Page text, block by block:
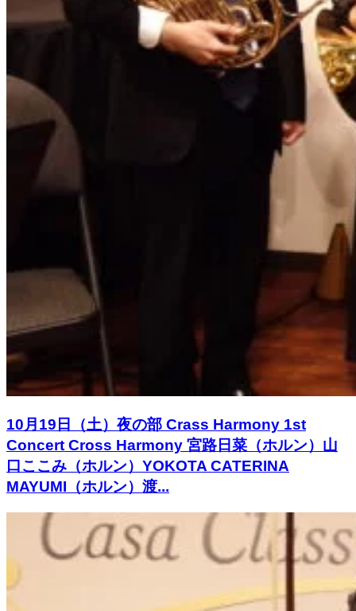
10月19日（土）夜の部 Crass Harmony 1st
Concert Cross Harmony 宮路日菜（ホルン）山
口ここみ（ホルン）YOKOTA CATERINA
MAYUMI（ホルン）渡...